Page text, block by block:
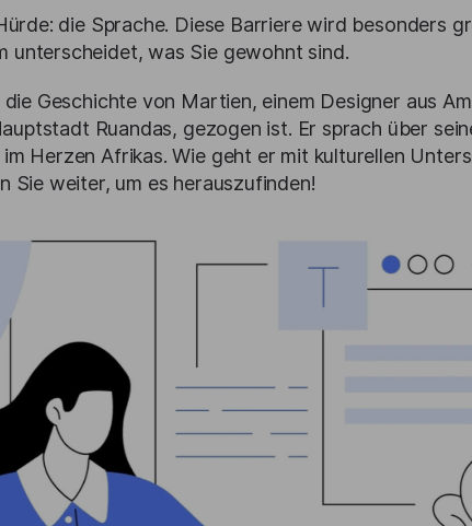
die Sprache. Diese Barriere wird besonders
unterscheidet, was Sie gewohnt sind.
Geschichte von Martien, einem Designer aus
Ruandas, gezogen ist. Er sprach über
Herzen Afrikas. Wie geht er mit kulturellen
Sie weiter, um es herauszufinden!